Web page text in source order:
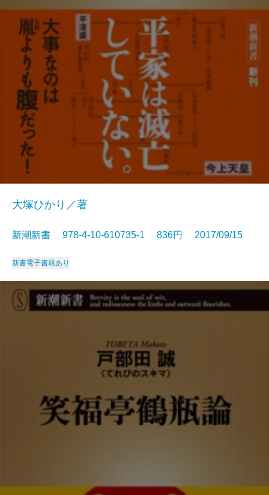
大塚ひかり／著
新潮新書 978-4-10-610735-1 836円 2017/09/15
新書電子書籍あり